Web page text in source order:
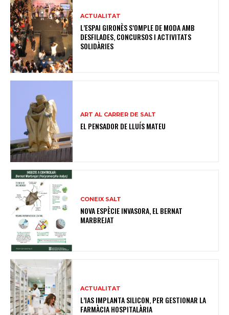
ACTUALITAT
L’ESPAI GIRONÈS S’OMPLE DE MODA AMB
DESFILADES, CONCURSOS I ACTIVITATS
SOLIDÀRIES
ART AL CARRER DE SALT
EL PENSADOR DE LLUÍS MATEU
CONEIX SALT
NOVA ESPÈCIE INVASORA, EL BERNAT
MARBREJAT
ACTUALITAT
L’IAS IMPLANTA SILICON, PER GESTIONAR LA
FARMÀCIA HOSPITALÀRIA